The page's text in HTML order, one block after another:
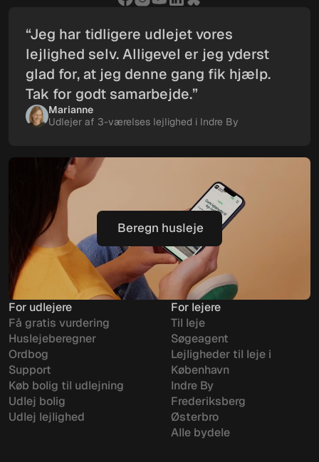
“Jeg har tidligere udlejet vores
lejlighed selv. Alligevel er jeg yderst
glad for, at jeg denne gang fik hjælp.
Tak for godt samarbejde.”
Marianne
Udlejer af 3-værelses lejlighed i Indre By
Beregn husleje
Beregn husleje
For udlejere
Få gratis vurdering
Huslejeberegner
Ordbog
Support
Køb bolig til udlejning
Udlej bolig
Udlej lejlighed
For lejere
Til leje
Søgeagent
Lejligheder til leje i
København
Indre By
Frederiksberg
Østerbro
Alle bydele